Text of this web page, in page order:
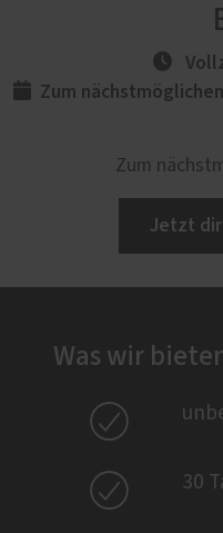
Zum
Zum
Jetzt
Was wir

 30